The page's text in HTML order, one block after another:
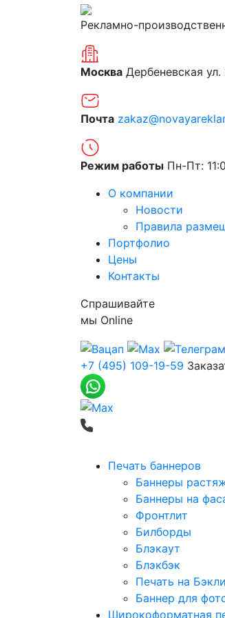
Рекламно-
Москва Дербеневская ул.
Почта
Режим работы Пн-Пт:
О компании
Новости
Правила
Портфолио
Цены
Контакты
Спрашивайте
мы Online
+7 (495) 109-19-59
Печать баннеров
Баннеры
Баннеры на
Фронтлит
Билборды
Блэкаут
Блэкбэк
Печать на
Баннер для
Широкоформатная